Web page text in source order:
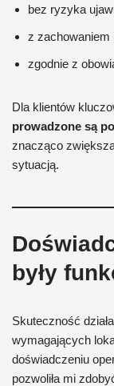
bez ryzyka
z zachowaniem
zgodnie z
Dla klientów
prowadzone są
znacząco
sytuacją.
były
Skuteczność
wymagających
doświadczeniu
pozwoliła mi